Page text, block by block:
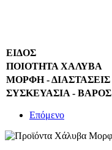
ΕΙΔΟΣ
ΠΟΙΟΤΗΤΑ ΧΑΛΥΒΑ
ΜΟΡΦΗ - ΔΙΑΣΤΑΣΕΙΣ
ΣΥΣΚΕΥΑΣΙΑ - ΒΑΡΟΣ
Επόμενο